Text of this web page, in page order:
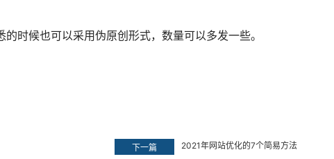
下一篇 2021年网站优化的7个简易方法